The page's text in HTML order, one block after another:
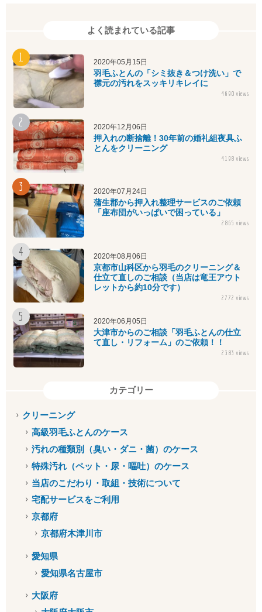
よく読まれている記事
2020年05月15日
羽毛ふとんの「シミ抜き＆つけ洗い」で
襟元の汚れをスッキリキレイに
4690 views
2020年12月06日
押入れの断捨離！30年前の婚礼組夜具ふ
とんをクリーニング
4198 views
2020年07月24日
蒲生郡から押入れ整理サービスのご依頼
「座布団がいっぱいで困っている」
2865 views
2020年08月06日
京都市山科区から羽毛のクリーニング＆
仕立て直しのご相談（当店は竜王アウト
レットから約10分です）
2772 views
2020年06月05日
大津市からのご相談「羽毛ふとんの仕立
て直し・リフォーム」のご依頼！！
2383 views
カテゴリー
クリーニング
高級羽毛ふとんのケース
汚れの種類別（臭い・ダニ・菌）のケース
特殊汚れ（ペット・尿・嘔吐）のケース
当店のこだわり・取組・技術について
宅配サービスをご利用
京都府
京都府木津川市
愛知県
愛知県名古屋市
大阪府